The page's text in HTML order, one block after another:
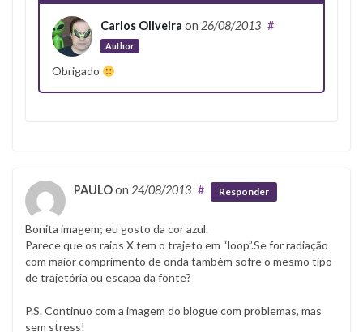
Carlos Oliveira on 26/08/2013
Author
#
Obrigado
PAULOon 24/08/2013 # Responder
Bonita imagem; eu gosto da cor azul.
Parece que os raios X tem o trajeto em “loop”.Se for radiação
com maior comprimento de onda também sofre o mesmo tipo
de trajetória ou escapa da fonte?
P.S. Continuo com a imagem do blogue com problemas, mas
sem stress!